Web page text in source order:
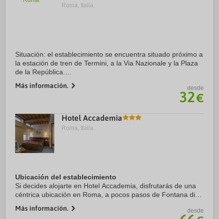
Roma, Italia.
Situación: el establecimiento se encuentra situado próximo a
la estación de tren de Termini, a la Via Nazionale y la Plaza
de la República.
con bañera o ducha, secador de pelo, aire ...
Más información. desde
32€
Hotel Accademia
Roma, Italia.
Ubicación del establecimiento
Si decides alojarte en Hotel Accademia, disfrutarás de una
céntrica ubicación en Roma, a pocos pasos de Fontana di
España. Además, este hotel con spa ...
Más información. desde